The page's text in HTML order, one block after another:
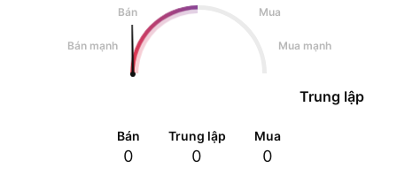
Bán
Mua
Bán mạnh Mua mạnh
Trung lập
Bán
0
Trung lập
0
Mua
0